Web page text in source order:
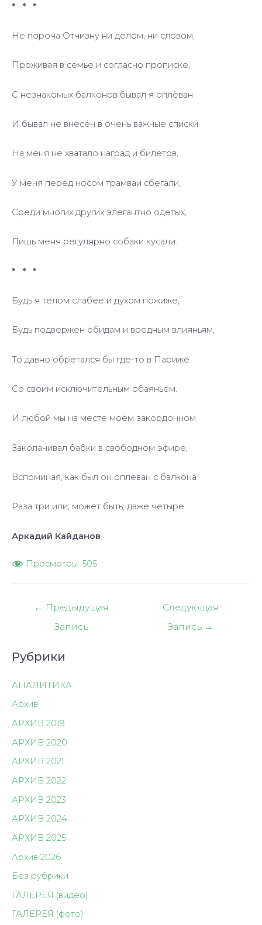
* * *
Не пороча Отчизну ни делом, ни словом,
Проживая в семье и согласно прописке,
С незнакомых балконов бывал я оплёван
И бывал не внесён в очень важные списки.
На меня не хватало наград и билетов,
У меня перед носом трамваи сбегали,
Среди многих других элегантно одетых,
Лишь меня регулярно собаки кусали.
* * *
Будь я телом слабее и духом пожиже,
Будь подвержен обидам и вредным влияньям,
То давно обретался бы где-то в Париже
Со своим исключительным обаяньем.
И любой мы на месте моём закордонном
Заколачивал бабки в свободном эфире,
Вспоминая, как был он оплёван с балкона
Раза три или, может быть, даже четыре.
Аркадий Кайданов
Просмотры: 505
Навигация
← Предыдущая
Запись
Следующая
Запись →
Рубрики
АНАЛИТИКА
Архив
АРХИВ 2019
АРХИВ 2020
АРХИВ 2021
АРХИВ 2022
АРХИВ 2023
АРХИВ 2024
АРХИВ 2025
Архив 2026
Без рубрики
ГАЛЕРЕЯ (видео)
ГАЛЕРЕЯ (фото)